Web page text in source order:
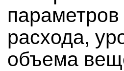
параметров
расхода,
объема